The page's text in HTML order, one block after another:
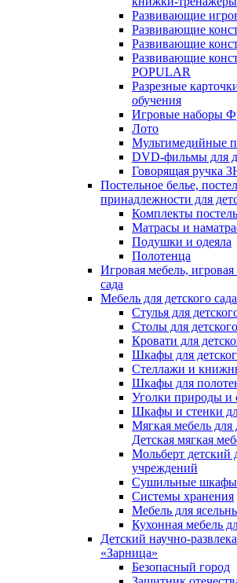
Развивающие
Развивающие
Развивающие
Развивающие
POPULAR
Разрезные
обучения
Игровые наборы
Лото
Мультимедийные
DVD-фильмы для
Говорящая ручка
Постельное белье,
принадлежности для
Комплекты
Матрасы и
Подушки и одеяла
Полотенца
Игровая мебель, игровая
сада
Мебель для детского сада
Стулья для
Столы для
Кровати для
Шкафы для
Стеллажи и
Шкафы для
Уголки природы и
Шкафы и стенки
Мягкая мебель для
Детская мягкая
Мольберт детский
учреждений
Сушильные шкафы
Системы хранения
Мебель для
Кухонная мебель
Детский научно-
«Зарница»
Безопасный город